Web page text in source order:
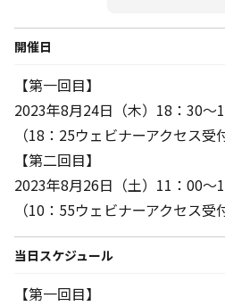
開催日
【第一回目】
2023年8月24日（木）18：30～
（18：25ウェビナーアクセス受
【第二回目】
2023年8月26日（土）11：00～
（10：55ウェビナーアクセス受
当日スケジュール
【第一回目】